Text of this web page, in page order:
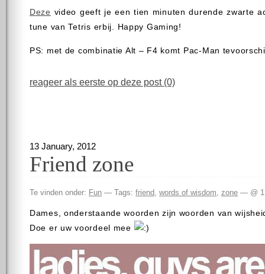
Deze video geeft je een tien minuten durende zwarte
tune van Tetris erbij. Happy Gaming!
PS: met de combinatie Alt – F4 komt Pac-Man
reageer als eerste op deze post (0)
13 January, 2012
Friend zone
Te vinden onder: Fun — Tags: friend, words of wisdom, zone — @
Dames, onderstaande woorden zijn woorden van
Doe er uw voordeel mee